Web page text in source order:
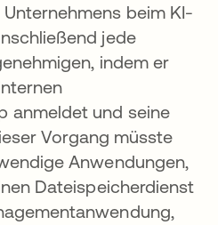
beim KI-
jede
indem er
anmeldet und seine
Vorgang müsste
Anwendungen,
Dateispeicherdienst